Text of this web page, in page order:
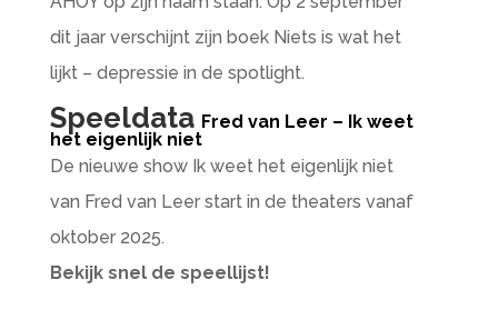
dit jaar verschijnt zijn boek Niets is wat het
lijkt – depressie in de spotlight.
Speeldata Fred van Leer – Ik weet
het eigenlijk niet
De nieuwe show Ik weet het eigenlijk niet
van Fred van Leer start in de theaters vanaf
oktober 2025.
Bekijk snel de speellijst!